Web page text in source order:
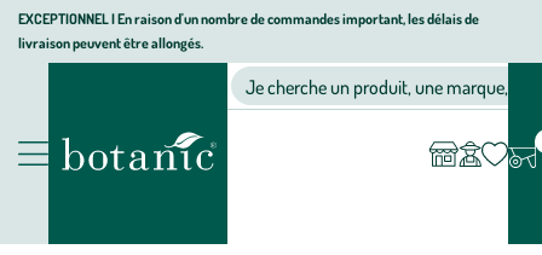
Aller
Aller
au
Aller
au
page
EXCEPTIONNEL I En raison d'un nombre de commandes important, les délais de
livraison peuvent être allongés.
Nos produits
Jardinerie écologique, animalerie, décoration, alimentation bio
Je cherche un produit, une marque, un
compte